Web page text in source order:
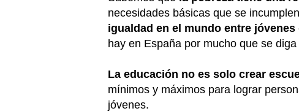
necesidades básicas que se
igualdad en el mundo entre
hay en España por mucho que se
La educación no es solo crear
mínimos y máximos para lograr
jóvenes.